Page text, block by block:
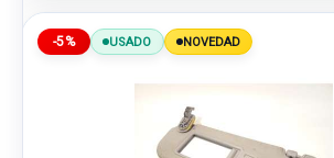
-5% USADO NOVEDAD